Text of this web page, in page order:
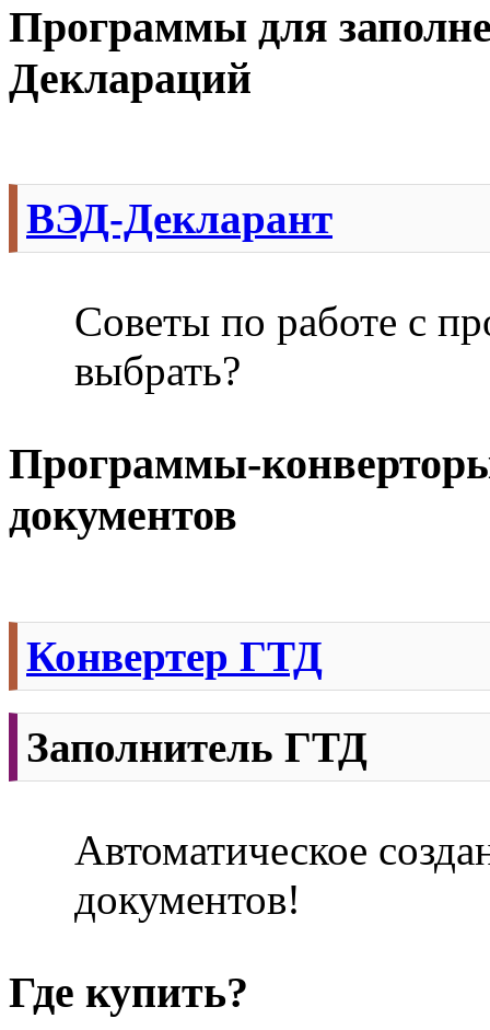
Программы для
Деклараций
ВЭД-Декларант
Советы по работе с
выбрать?
Программы-
документов
Конвертер ГТД
Заполнитель ГТД
Автоматическое
документов!
Где купить?